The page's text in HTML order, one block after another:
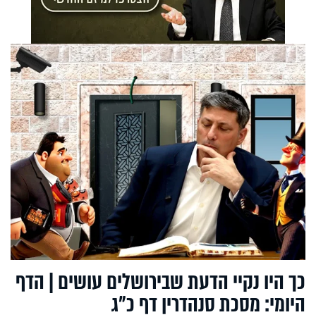
כך היו נקיי הדעת שבירושלים עושים | הדף
היומי: מסכת סנהדרין דף כ"ג